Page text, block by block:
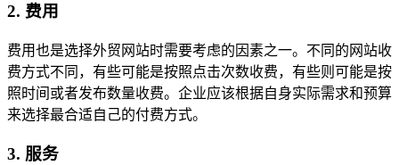
2. 费用
费用也是选择外贸网站时需要考虑的因素之一。不同的网站收
费方式不同，有些可能是按照点击次数收费，有些则可能是按
照时间或者发布数量收费。企业应该根据自身实际需求和预算
来选择最合适自己的付费方式。
3. 服务